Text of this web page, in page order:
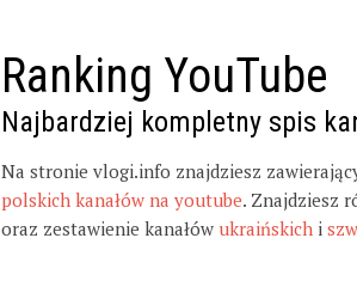
Ranking YouTube
Najbardziej kompletny spis
Na stronie vlogi.info znajdziesz
polskich kanałów na youtube. Znajdziesz
oraz zestawienie kanałów ukraińskich i